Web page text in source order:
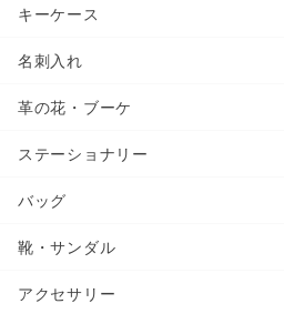
キーケース
名刺入れ
革の花・ブーケ
ステーショナリー
バッグ
靴・サンダル
アクセサリー